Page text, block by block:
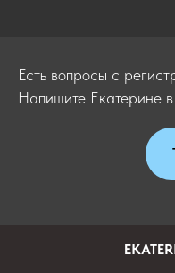
Есть вопросы с
Напишите Екатерине